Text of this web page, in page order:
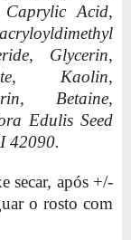
Acid,
Glycerin,
Kaolin,
Betaine,
Edulis Seed
42090.
secar, após +/-
o rosto com